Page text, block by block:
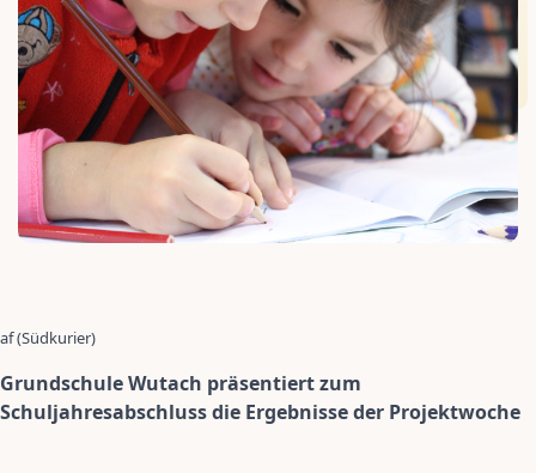
af (Südkurier)
Grundschule Wutach präsentiert zum
Schuljahresabschluss die Ergebnisse der Projektwoche